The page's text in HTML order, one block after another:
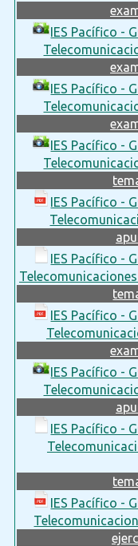
IES Pacífico -
IES Pacífico -
IES Pacífico -
IES Pacífico -
IES Pacífico -
IES Pacífico -
IES Pacífico -
IES Pacífico -
IES Pacífico -